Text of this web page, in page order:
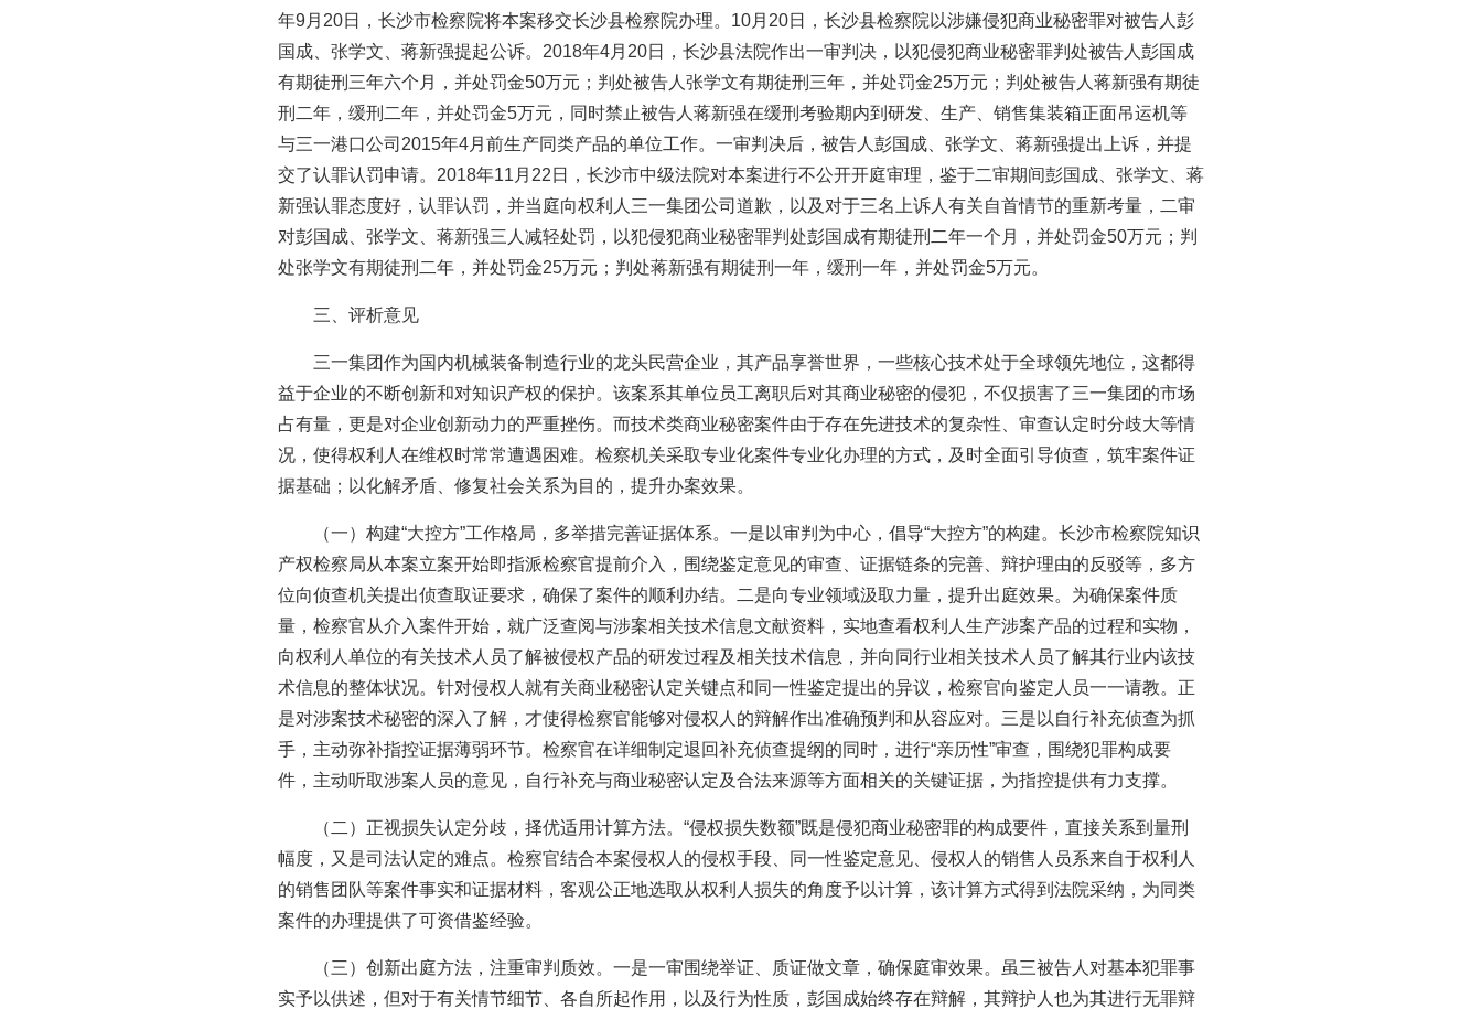
年9月20日，长沙市检察院将本案移交长沙县检察院办理。10月20日，长沙县检察院以涉嫌侵犯商业秘密罪对被告人彭
国成、张学文、蒋新强提起公诉。2018年4月20日，长沙县法院作出一审判决，以犯侵犯商业秘密罪判处被告人彭国成
有期徒刑三年六个月，并处罚金50万元；判处被告人张学文有期徒刑三年，并处罚金25万元；判处被告人蒋新强有期徒
刑二年，缓刑二年，并处罚金5万元，同时禁止被告人蒋新强在缓刑考验期内到研发、生产、销售集装箱正面吊运机等
与三一港口公司2015年4月前生产同类产品的单位工作。一审判决后，被告人彭国成、张学文、蒋新强提出上诉，并提
交了认罪认罚申请。2018年11月22日，长沙市中级法院对本案进行不公开开庭审理，鉴于二审期间彭国成、张学文、蒋
新强认罪态度好，认罪认罚，并当庭向权利人三一集团公司道歉，以及对于三名上诉人有关自首情节的重新考量，二审
对彭国成、张学文、蒋新强三人减轻处罚，以犯侵犯商业秘密罪判处彭国成有期徒刑二年一个月，并处罚金50万元；判
处张学文有期徒刑二年，并处罚金25万元；判处蒋新强有期徒刑一年，缓刑一年，并处罚金5万元。
三、评析意见
三一集团作为国内机械装备制造行业的龙头民营企业，其产品享誉世界，一些核心技术处于全球领先地位，这都得
益于企业的不断创新和对知识产权的保护。该案系其单位员工离职后对其商业秘密的侵犯，不仅损害了三一集团的市场
占有量，更是对企业创新动力的严重挫伤。而技术类商业秘密案件由于存在先进技术的复杂性、审查认定时分歧大等情
况，使得权利人在维权时常常遭遇困难。检察机关采取专业化案件专业化办理的方式，及时全面引导侦查，筑牢案件证
据基础；以化解矛盾、修复社会关系为目的，提升办案效果。
（一）构建“大控方”工作格局，多举措完善证据体系。一是以审判为中心，倡导“大控方”的构建。长沙市检察院知识
产权检察局从本案立案开始即指派检察官提前介入，围绕鉴定意见的审查、证据链条的完善、辩护理由的反驳等，多方
位向侦查机关提出侦查取证要求，确保了案件的顺利办结。二是向专业领域汲取力量，提升出庭效果。为确保案件质
量，检察官从介入案件开始，就广泛查阅与涉案相关技术信息文献资料，实地查看权利人生产涉案产品的过程和实物，
向权利人单位的有关技术人员了解被侵权产品的研发过程及相关技术信息，并向同行业相关技术人员了解其行业内该技
术信息的整体状况。针对侵权人就有关商业秘密认定关键点和同一性鉴定提出的异议，检察官向鉴定人员一一请教。正
是对涉案技术秘密的深入了解，才使得检察官能够对侵权人的辩解作出准确预判和从容应对。三是以自行补充侦查为抓
手，主动弥补指控证据薄弱环节。检察官在详细制定退回补充侦查提纲的同时，进行“亲历性”审查，围绕犯罪构成要
件，主动听取涉案人员的意见，自行补充与商业秘密认定及合法来源等方面相关的关键证据，为指控提供有力支撑。
（二）正视损失认定分歧，择优适用计算方法。“侵权损失数额”既是侵犯商业秘密罪的构成要件，直接关系到量刑
幅度，又是司法认定的难点。检察官结合本案侵权人的侵权手段、同一性鉴定意见、侵权人的销售人员系来自于权利人
的销售团队等案件事实和证据材料，客观公正地选取从权利人损失的角度予以计算，该计算方式得到法院采纳，为同类
案件的办理提供了可资借鉴经验。
（三）创新出庭方法，注重审判质效。一是一审围绕举证、质证做文章，确保庭审效果。虽三被告人对基本犯罪事
实予以供述，但对于有关情节细节、各自所起作用，以及行为性质，彭国成始终存在辩解，其辩护人也为其进行无罪辩